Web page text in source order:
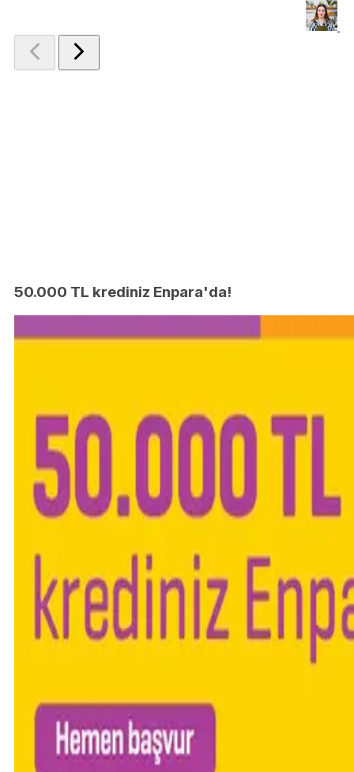
50.000 TL krediniz Enpara'da!